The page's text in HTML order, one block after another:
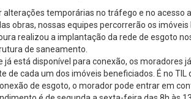
alterações temporárias no tráfego e no
obras, nossas equipes percorrerão os
realizou a implantação da rede de esgoto
de saneamento.
já está disponível para conexão, os
de cada um dos imóveis beneficiados. É no
de esgoto, o morador pode entrar em